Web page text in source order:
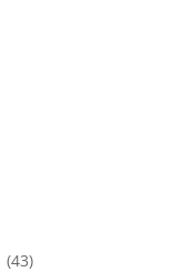
(43)